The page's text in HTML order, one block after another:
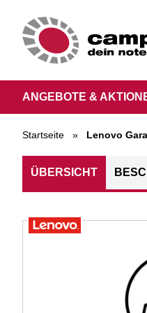
ANGEBOTE &
Startseite » Lenovo
ÜBERSICHT